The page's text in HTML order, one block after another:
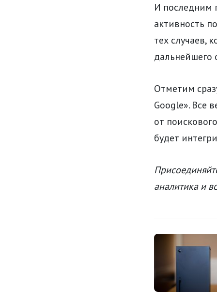
И последним
активность
тех случаев,
дальнейшего
Отметим
Google». Все
от
будет
аналитика и